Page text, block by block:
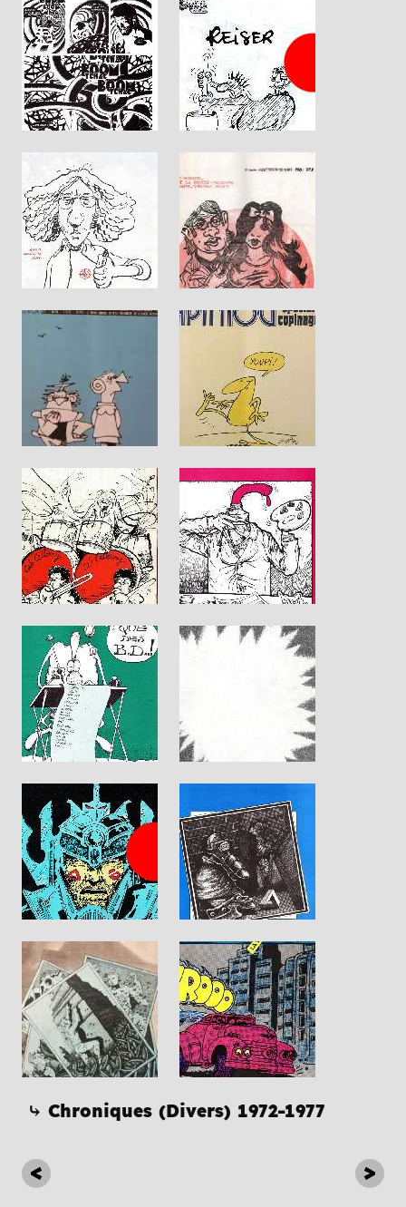
⤷ Chroniques (Divers) 1972-1977